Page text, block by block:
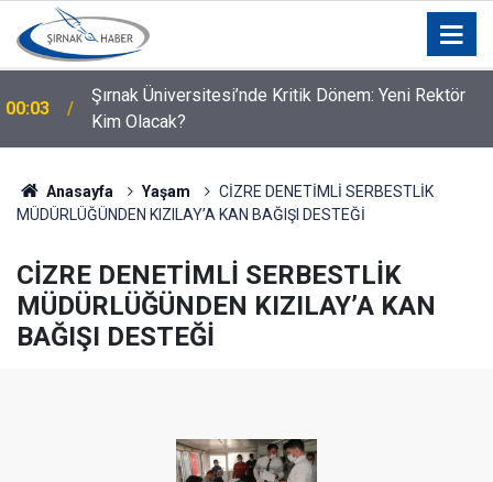
00:03
Şırnak Üniversitesi’nde Kritik Dönem: Yeni Rektör
Kim Olacak?
00:02
Şırnak’ta lise öğrencisi hayatını kaybetti
Anasayfa Yaşam
CİZRE DENETİMLİ SERBESTLİK
MÜDÜRLÜĞÜNDEN KIZILAY’A KAN BAĞIŞI DESTEĞİ
CİZRE DENETİMLİ SERBESTLİK
MÜDÜRLÜĞÜNDEN KIZILAY’A KAN
BAĞIŞI DESTEĞİ